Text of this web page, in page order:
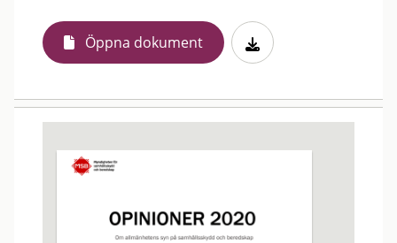
Öppna dokument